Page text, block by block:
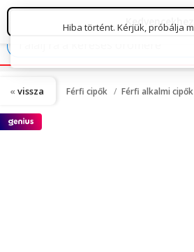
Hiba történt. Kérjük, próbálja
Férfi cipők Férfi alkalmi cipők
vissza